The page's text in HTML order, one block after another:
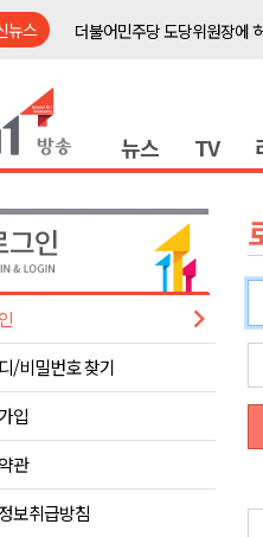
뉴스
더불어민주당 도당위원장에
동해안 이안류..지자체 대응
강원도 반려동물지원센터, 참
평창 전지훈련 성지..선수들
동해시, 어르신병원동행서비
원주환경청, 비산배출시설
민주당 순회경선 합동연설회
더불어민주당 도당위원장에
수족구병 원인 바이러스 급증
춘천 돈사 화재..평창 교통사고
동해안 이안류..지자체 대응 강
뉴스 TV
/비밀번호 찾기
입
관
보취급방침